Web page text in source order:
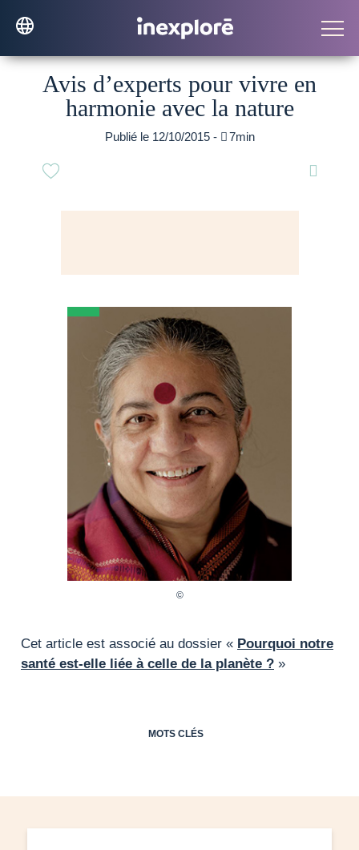
Avis d’experts pour vivre en
harmonie avec la nature
Publié le 12/10/2015 - 7min

Cet article est associé au dossier « Pourquoi notre
santé est-elle liée à celle de la planète ? »
MOTS CLÉS